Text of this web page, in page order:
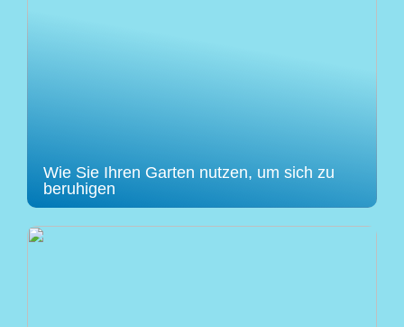
Wie Sie Ihren Garten nutzen, um sich zu
beruhigen